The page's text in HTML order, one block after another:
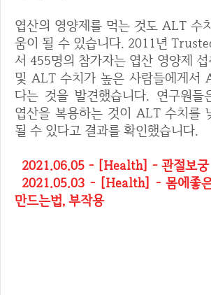
엽산의 영양제를 먹는 것도 ALT 수
움이 될 수 있습니다. 2011년
서 455명의 참가자는 엽산 영양제
및 ALT 수치가 높은 사람들에게서
다는 것을 발견했습니다. 연구원들
엽산을 복용하는 것이 ALT 수치를
될 수 있다고 결과를 확인했습니다.
2021.06.05 - [Health] - 관절보궁
2021.05.03 - [Health] - 몸에좋은 비트차 효능 및
만드는법, 부작용